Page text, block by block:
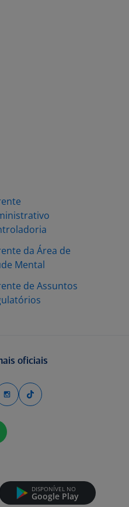
da Área de
Mental
de Assuntos
oficiais
DISPONÍVEL NO
Google Play